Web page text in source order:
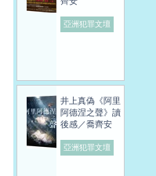
亞洲犯罪文壇
井上真偽《阿里
阿德涅之聲》讀
後感／喬齊安
亞洲犯罪文壇